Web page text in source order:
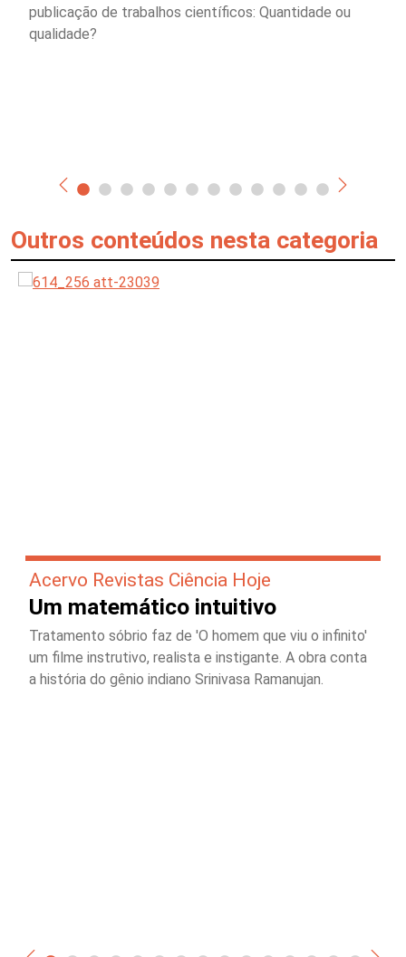
publicação de trabalhos científicos: Quantidade ou
qualidade?
Outros conteúdos nesta categoria
Acervo Revistas Ciência Hoje
Um matemático intuitivo
Tratamento sóbrio faz de 'O homem que viu o infinito'
um filme instrutivo, realista e instigante. A obra conta
a história do gênio indiano Srinivasa Ramanujan.